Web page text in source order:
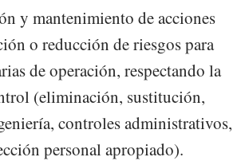
y mantenimiento de acciones
o reducción de riesgos para
de operación, respectando la
(eliminación, sustitución,
controles administrativos,
personal apropiado).